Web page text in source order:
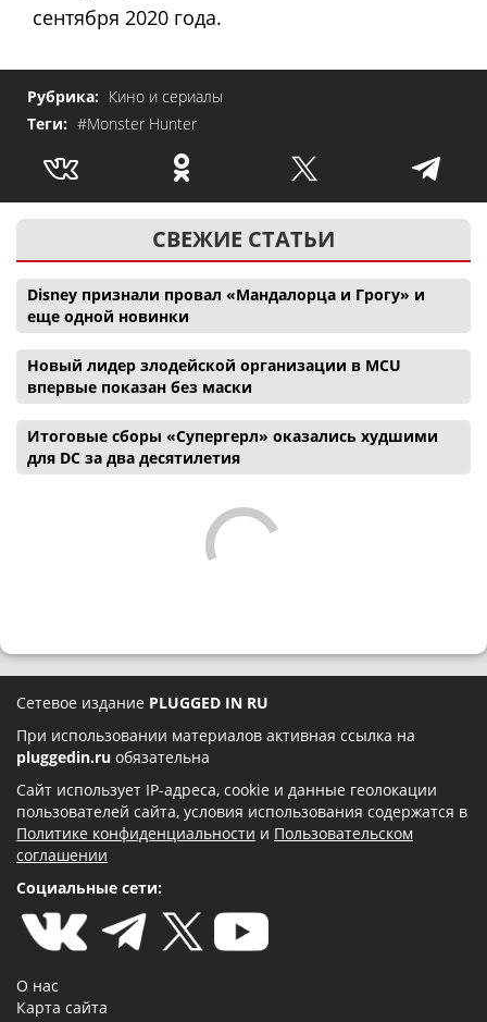
сентября 2020 года.
Рубрика: Кино и сериалы
Теги: #Monster Hunter
СВЕЖИЕ СТАТЬИ
Disney признали провал «Мандалорца и Грогу» и
еще одной новинки
Новый лидер злодейской организации в MCU
впервые показан без маски
Итоговые сборы «Супергерл» оказались худшими
для DC за два десятилетия
Сетевое издание PLUGGED IN RU
При использовании материалов активная ссылка на
pluggedin.ru обязательна
Сайт использует IP-адреса, cookie и данные геолокации
пользователей сайта, условия использования содержатся в
Политике конфиденциальности и Пользовательском
соглашении
Социальные сети:
О нас
Карта сайта